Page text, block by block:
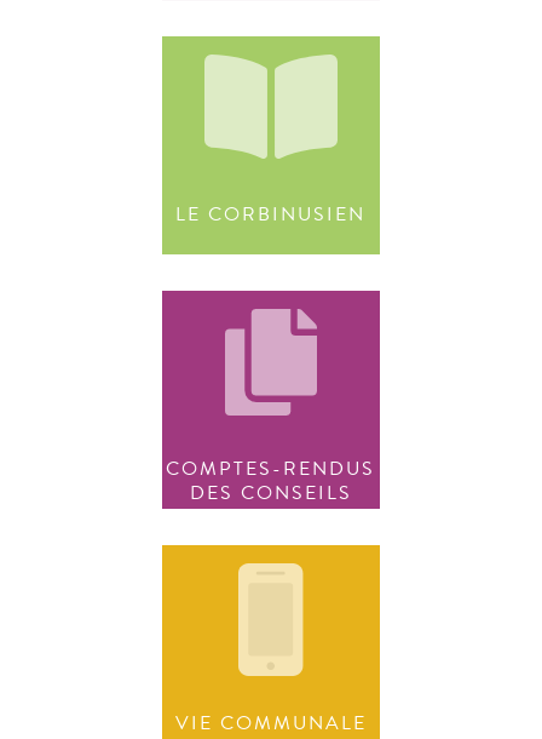
LE CORBINUSIEN
COMPTES-RENDUS
DES CONSEILS
VIE COMMUNALE